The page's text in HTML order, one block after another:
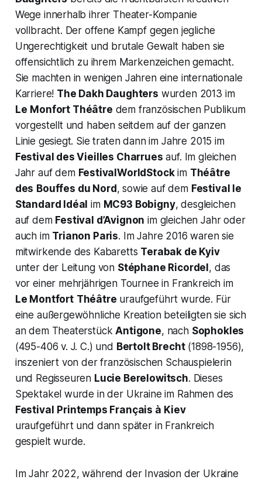
Wege innerhalb ihrer Theater-Kompanie
vollbracht. Der offene Kampf gegen jegliche
Ungerechtigkeit und brutale Gewalt haben sie
offensichtlich zu ihrem Markenzeichen gemacht.
Sie machten in wenigen Jahren eine internationale
Karriere! The Dakh Daughters wurden 2013 im
Le Monfort Théâtre dem französischen Publikum
vorgestellt und haben seitdem auf der ganzen
Linie gesiegt. Sie traten dann im Jahre 2015 im
Festival des Vieilles Charrues auf. Im gleichen
Jahr auf dem FestivalWorldStockim Théâtre
des Bouffes du Nord , sowie auf dem Festival le
Standard Idéal im MC93 Bobigny, desgleichen
auf dem Festival d’Avignon im gleichen Jahr oder
auch im Trianon Paris. Im Jahre 2016 waren sie
mitwirkende des Kabaretts Terabak de Kyiv
unter der Leitung von Stéphane Ricordel , das
vor einer mehrjährigen Tournee in Frankreich im
Le Montfort Théâtre uraufgeführt wurde. Für
eine außergewöhnliche Kreation beteiligten sie sich
an dem TheaterstückAntigone, nach Sophokles
(495-406 v. J. C.) und Bertolt Brecht(1898-1956),
inszeniert von der französischen Schauspielerin
und Regisseuren Lucie Berelowitsch. Dieses
Spektakel wurde in der Ukraine im Rahmen des
Festival
Printemps Français à Kiev
uraufgeführt und dann später in Frankreich
gespielt wurde.
Im Jahr 2022, während der Invasion der Ukraine